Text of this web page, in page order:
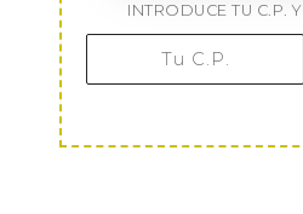
INTRODUCE TU C.P. Y